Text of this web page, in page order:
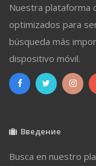
Nuestra plataforma
optimizados para
búsqueda más
dispositivo móvil.
Введение
Busca en nuestro